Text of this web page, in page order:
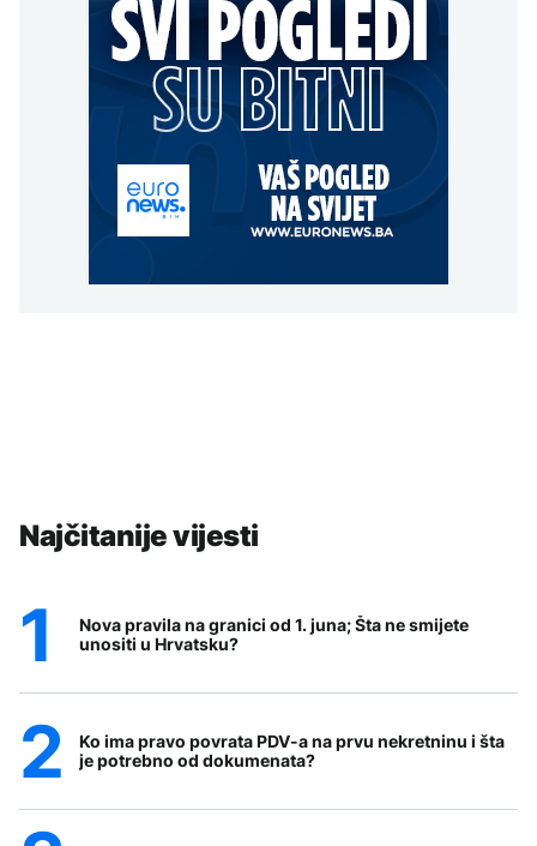
Najčitanije vijesti
Nova pravila na granici od 1. juna; Šta ne smijete
unositi u Hrvatsku?
Ko ima pravo povrata PDV-a na prvu nekretninu i šta
je potrebno od dokumenata?